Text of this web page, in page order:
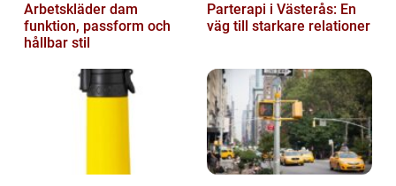
Arbetskläder dam
funktion, passform och
hållbar stil
Parterapi i Västerås: En
väg till starkare relationer